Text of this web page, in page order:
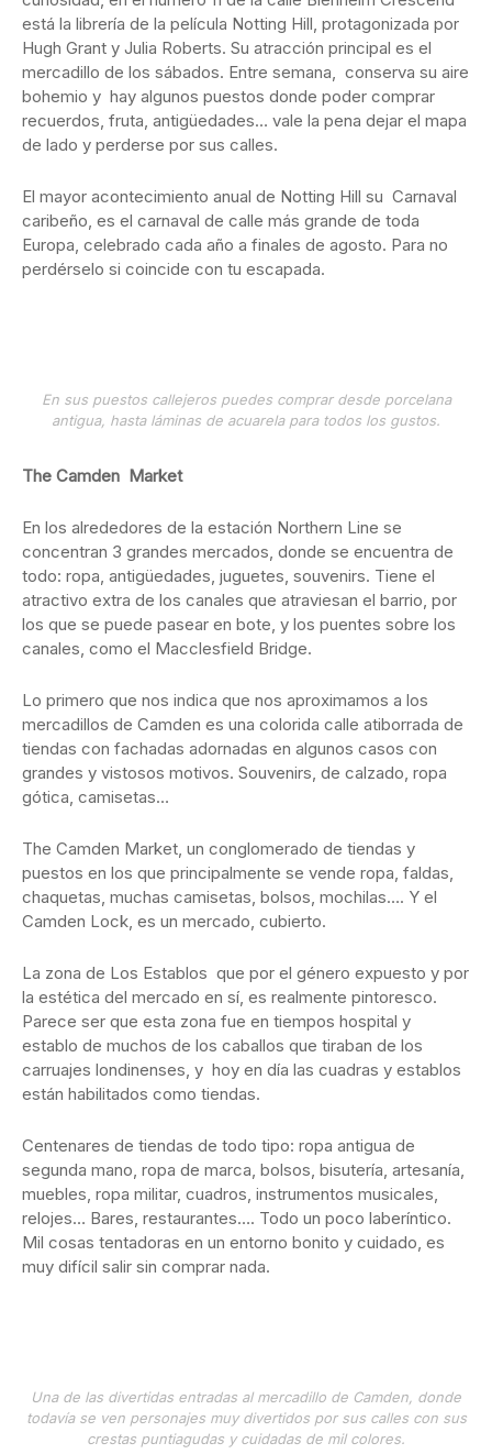
está la librería de la película Notting Hill, protagonizada por
Hugh Grant y Julia Roberts. Su atracción principal es el
mercadillo de los sábados. Entre semana, conserva su aire
bohemio y hay algunos puestos donde poder comprar
recuerdos, fruta, antigüedades… vale la pena dejar el mapa
de lado y perderse por sus calles.
El mayor acontecimiento anual de Notting Hill su Carnaval
caribeño, es el carnaval de calle más grande de toda
Europa, celebrado cada año a finales de agosto. Para no
perdérselo si coincide con tu escapada.
En sus puestos callejeros puedes comprar desde porcelana
antigua, hasta láminas de acuarela para todos los gustos.
The Camden Market
En los alrededores de la estación Northern Line se
concentran 3 grandes mercados, donde se encuentra de
todo: ropa, antigüedades, juguetes, souvenirs. Tiene el
atractivo extra de los canales que atraviesan el barrio, por
los que se puede pasear en bote, y los puentes sobre los
canales, como el Macclesfield Bridge.
Lo primero que nos indica que nos aproximamos a los
mercadillos de Camden es una colorida calle atiborrada de
tiendas con fachadas adornadas en algunos casos con
grandes y vistosos motivos. Souvenirs, de calzado, ropa
gótica, camisetas…
The Camden Market, un conglomerado de tiendas y
puestos en los que principalmente se vende ropa, faldas,
chaquetas, muchas camisetas, bolsos, mochilas…. Y el
Camden Lock, es un mercado, cubierto.
La zona de Los Establos que por el género expuesto y por
la estética del mercado en sí, es realmente pintoresco.
Parece ser que esta zona fue en tiempos hospital y
establo de muchos de los caballos que tiraban de los
carruajes londinenses, y hoy en día las cuadras y establos
están habilitados como tiendas.
Centenares de tiendas de todo tipo: ropa antigua de
segunda mano, ropa de marca, bolsos, bisutería, artesanía,
muebles, ropa militar, cuadros, instrumentos musicales,
relojes… Bares, restaurantes…. Todo un poco laberíntico.
Mil cosas tentadoras en un entorno bonito y cuidado, es
muy difícil salir sin comprar nada.
Una de las divertidas entradas al mercadillo de Camden, donde
todavía se ven personajes muy divertidos por sus calles con sus
crestas puntiagudas y cuidadas de mil colores.